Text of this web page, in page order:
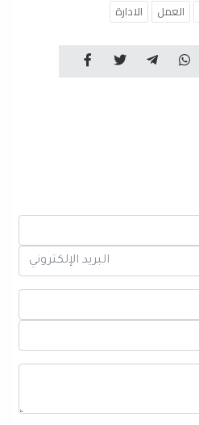
العمل الادارة